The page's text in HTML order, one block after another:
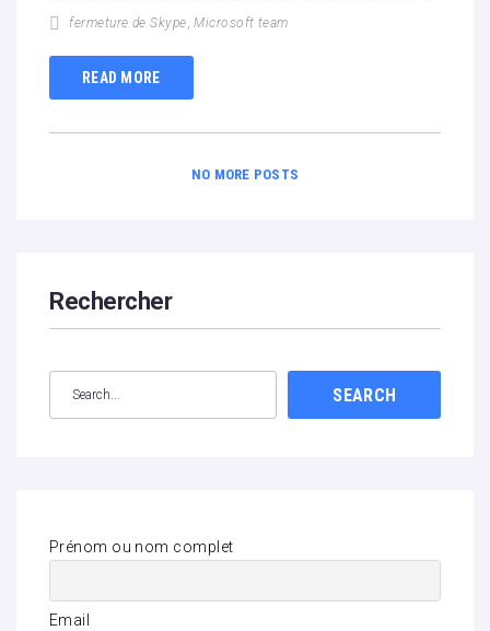
fermeture de Skype,Microsoft team
READ MORE
NO MORE POSTS
Rechercher
SEARCH
Prénom ou nom complet
Email